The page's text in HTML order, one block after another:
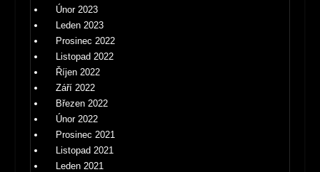
Únor 2023
Leden 2023
Prosinec 2022
Listopad 2022
Říjen 2022
Září 2022
Březen 2022
Únor 2022
Prosinec 2021
Listopad 2021
Leden 2021